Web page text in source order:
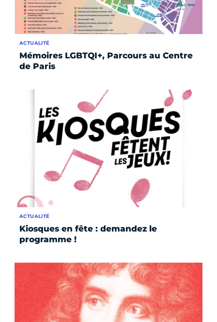
Mémoires LGBTQI+, Parcours au Centre
de Paris
ACTUALITÉ
Kiosques en fête : demandez le
programme !
ACTUALITÉ